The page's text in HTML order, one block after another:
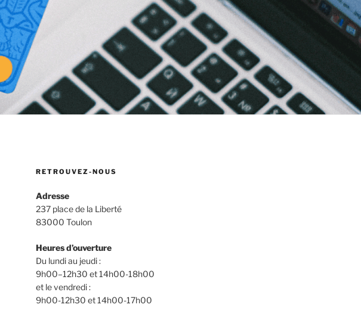
RETROUVEZ-NOUS
Adresse
237 place de la Liberté
83000 Toulon
Heures d’ouverture
Du lundi au jeudi :
9h00–12h30 et 14h00-18h00
et le vendredi :
9h00-12h30 et 14h00-17h00